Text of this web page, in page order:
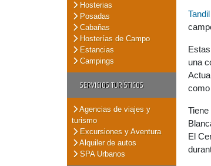
Hosterias
Posadas
Cabañas
Hosterías de Campo
Estancias
Campings
SERVICIOS TURÍSTICOS
Agencias de viajes y
turismo
Excursiones y Aventura
Alquiler de autos
SPA Urbanos
Tandil
una
El